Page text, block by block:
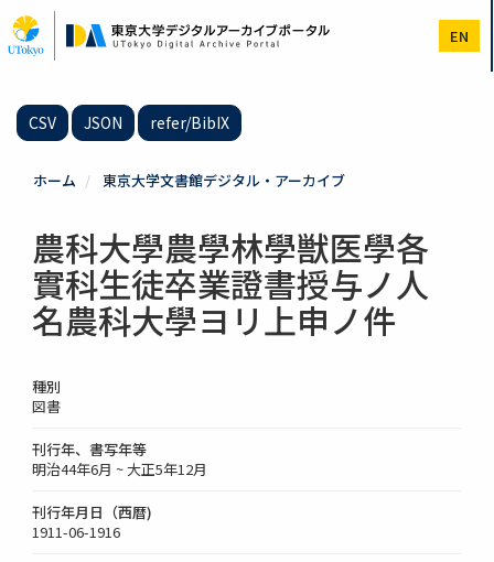
イ
ン
EN
CSV JSON refer/BibIX
ホーム 東京大学文書館デジタル・アーカイブ
農科大學農學林學獣医學各
實科生徒卒業證書授与ノ人
名農科大學ヨリ上申ノ件
種別
図書
刊行年、書写年等
明治44年6月 ~ 大正5年12月
刊行年月日（西暦)
1911-06-1916